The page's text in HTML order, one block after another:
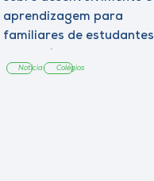
aprendizagem para
familiares de estudantes
Notícia Colégios